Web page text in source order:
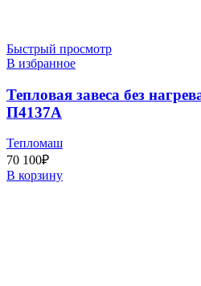
Быстрый просмотр
В избранное
Тепловая завеса без
П4137A
Тепломаш
70 100₽
В корзину